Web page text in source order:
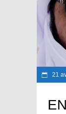
21